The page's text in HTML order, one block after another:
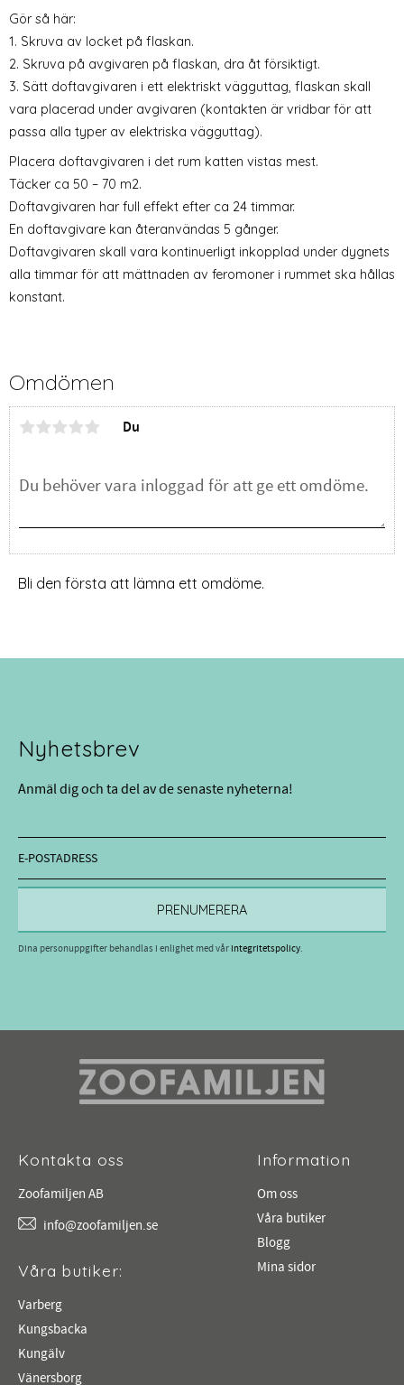
Gör så här:
1. Skruva av locket på flaskan.
2. Skruva på avgivaren på flaskan, dra åt försiktigt.
3. Sätt doftavgivaren i ett elektriskt vägguttag, flaskan skall
vara placerad under avgivaren (kontakten är vridbar för att
passa alla typer av elektriska vägguttag).
Placera doftavgivaren i det rum katten vistas mest.
Täcker ca 50 – 70 m2.
Doftavgivaren har full effekt efter ca 24 timmar.
En doftavgivare kan återanvändas 5 gånger.
Doftavgivaren skall vara kontinuerligt inkopplad under dygnets
alla timmar för att mättnaden av feromoner i rummet ska hållas
konstant.
Omdömen
Du
Bli den första att lämna ett omdöme.
Nyhetsbrev
Anmäl dig och ta del av de senaste nyheterna!
PRENUMERERA
Dina personuppgifter behandlas i enlighet med vårintegritetspolicy.
Kontakta oss
Zoofamiljen AB
info@zoofamiljen.se
Våra butiker:
Varberg
Kungsbacka
Kungälv
Vänersborg
Information
Om oss
Våra butiker
Blogg
Mina sidor